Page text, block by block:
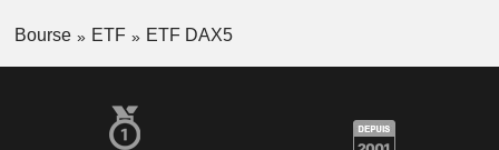
Bourse ETF ETF DAX5